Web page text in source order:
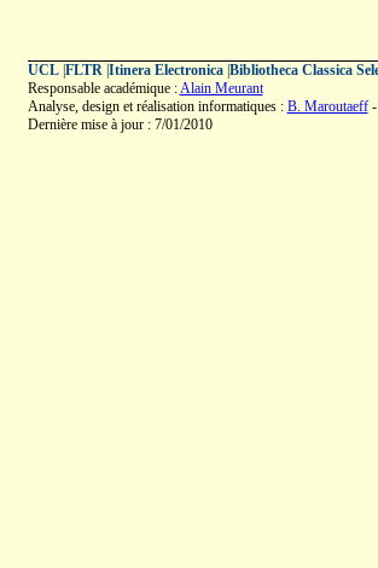
UCL| FLTR| Itinera Electronica| Bibliotheca Classica
Responsable académique :Alain Meurant
Analyse, design et réalisation informatiques : B. Maroutaeff-
Dernière mise à jour : 7/01/2010